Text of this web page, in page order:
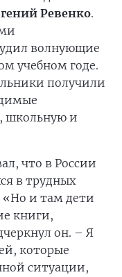
Ревенко.
волнующие
учебном годе.
получили
школьную и
что в России
в трудных
«Но и там дети
книги,
он. – Я
которые
ситуации,